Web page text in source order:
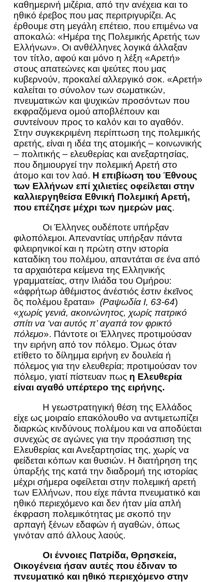
καθημερινή μιζέρια, από την ανέχεια και το
ηθικό έρεβος που μας περιτριγυρίζει. Ας
έρθουμε στη μεγάλη επέτειο, που επιμένω να
αποκαλώ: «Ημέρα της Πολεμικής Αρετής των
Ελλήνων». Οι ανθέλληνες λογικά άλλαξαν
τον τίτλο, αφού και μόνο η λέξη «Αρετή»
στους απατεώνες και ψεύτες που μας
κυβερνούν, προκαλεί αλλεργικό σοκ. «Αρετή»
καλείται το σύνολον των σωματικών,
πνευματικών και ψυχικών προσόντων που
εκφραζόμενα ομού αποβλέπουν και
συντείνουν προς το καλόν και το αγαθόν.
Στην συγκεκριμένη περίπτωση της πολεμικής
αρετής, είναι η ιδέα της ατομικής – κοινωνικής
– πολιτικής – ελευθερίας και ανεξαρτησίας,
που δημιουργεί την πολεμική Αρετή στο
άτομο και τον λαό. Η επιβίωση του Έθνους
των Ελλήνων επί χιλιετίες οφείλεται στην
καλλιεργηθείσα Εθνική Πολεμική Αρετή,
που επέζησε μέχρι των ημερών μας.
Οι Έλληνες ουδέποτε υπήρξαν
φιλοπόλεμοι. Απεναντίας υπήρξαν πάντα
φιλειρηνικοί και η πρώτη στην ιστορία
καταδίκη του πολέμου, απαντάται σε ένα από
τα αρχαιότερα κείμενα της Ελληνικής
γραμματείας, στην Ιλιάδα του Ομήρου:
«ἀφρήτωρ ἀθέμιστος ἀνέστιός ἐστιν ἐκεῖνος
ὃς πολέμου ἔραται» (Ραψωδία Ι, 63-64)
«χωρίς γενιά, ακοινώνητος, χωρίς πατρικό
σπίτι να ‘ναι αυτός π’ αγαπά τον φρικτό
πόλεμο». Πάντοτε οι Έλληνες προτιμούσαν
την ειρήνη από τον πόλεμο. Όμως όταν
ετίθετο το δίλημμα ειρήνη εν δουλεία ή
πόλεμος για την ελευθερία; προτιμούσαν τον
πόλεμο, γιατί πίστευαν πως η Ελευθερία
είναι αγαθό υπέρτερο της ειρήνης.
Η γεωστρατηγική θέση της Ελλάδος
είχε ως μοιραίο επακόλουθο να αντιμετωπίζει
διαρκώς κινδύνους πολέμου και να αποδύεται
συνεχώς σε αγώνες για την προάσπιση της
Ελευθερίας και Ανεξαρτησίας της, χωρίς να
φείδεται κόπων και θυσιών. Η διατήρηση της
ύπαρξής της κατά την διαδρομή της ιστορίας
μέχρι σήμερα οφείλεται στην πολεμική αρετή
των Ελλήνων, που είχε πάντα πνευματικό και
ηθικό περιεχόμενο και δεν ήταν μία απλή
έκφραση πολεμικότητας με σκοπό την
αρπαγή ξένων εδαφών ή αγαθών, όπως
γινόταν από άλλους λαούς.
Οι έννοιες Πατρίδα, Θρησκεία,
Οικογένεια ήσαν αυτές που έδιναν το
πνευματικό και ηθικό περιεχόμενο στην